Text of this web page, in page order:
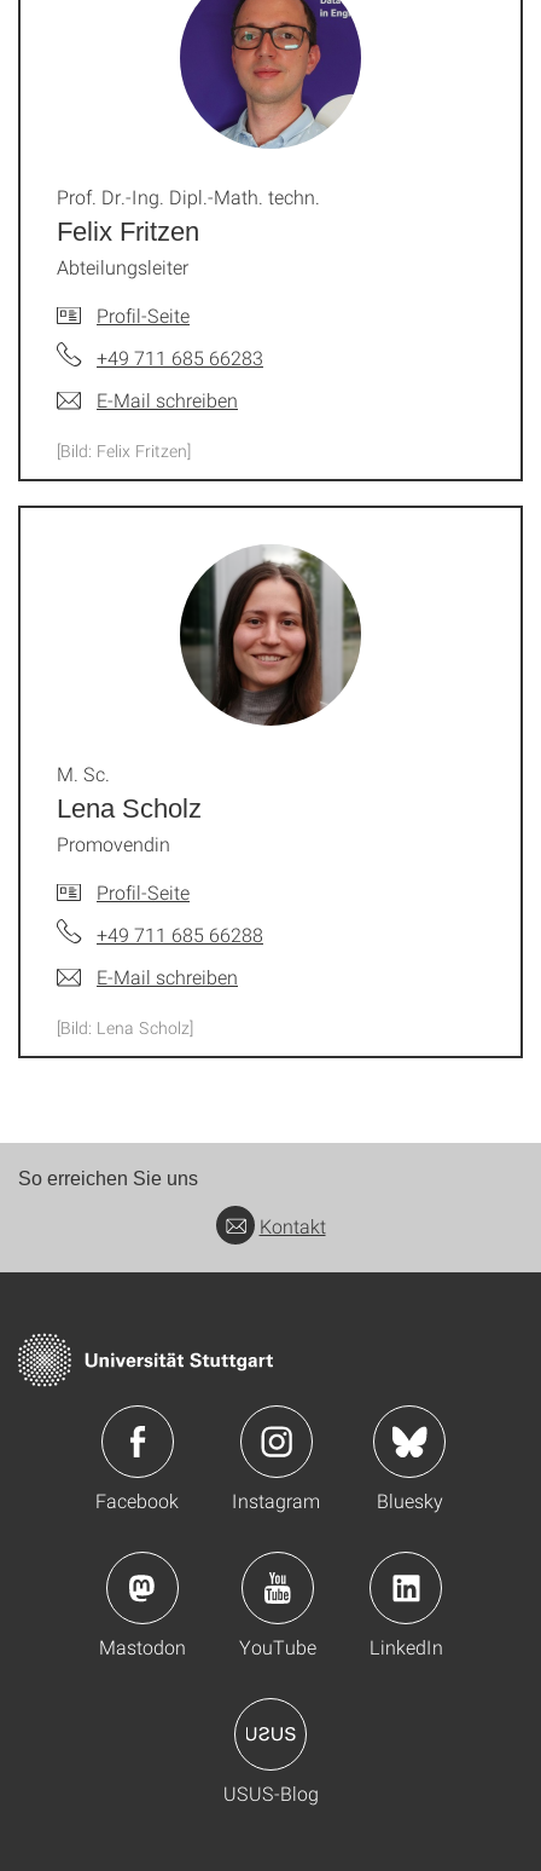
Felix Fritzen
Prof. Dr.-Ing. Dipl.-Math. techn.
Abteilungsleiter
Profil-Seite
+49 711 685 66283
E-Mail schreiben
[Bild: Felix Fritzen]
Lena Scholz
M. Sc.
Promovendin
Profil-Seite
+49 711 685 66288
E-Mail schreiben
[Bild: Lena Scholz]
So erreichen Sie uns
Kontakt
Facebook Instagram Bluesky
Mastodon YouTube LinkedIn
USUS-Blog